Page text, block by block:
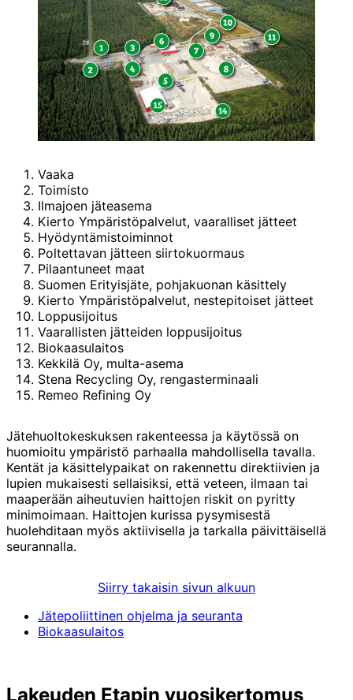
Vaaka
Toimisto
Ilmajoen jäteasema
Kierto Ympäristöpalvelut, vaaralliset jätteet
Hyödyntämistoiminnot
Poltettavan jätteen siirtokuormaus
Pilaantuneet maat
Suomen Erityisjäte, pohjakuonan käsittely
Kierto Ympäristöpalvelut, nestepitoiset jätteet
Loppusijoitus
Vaarallisten jätteiden loppusijoitus
Biokaasulaitos
Kekkilä Oy, multa-asema
Stena Recycling Oy, rengasterminaali
Remeo Refining Oy
Jätehuoltokeskuksen rakenteessa ja käytössä on
huomioitu ympäristö parhaalla mahdollisella tavalla.
Kentät ja käsittelypaikat on rakennettu direktiivien ja
lupien mukaisesti sellaisiksi, että veteen, ilmaan tai
maaperään aiheutuvien haittojen riskit on pyritty
minimoimaan. Haittojen kurissa pysymisestä
huolehditaan myös aktiivisella ja tarkalla päivittäisellä
seurannalla.
Siirry takaisin sivun alkuun
Jätepoliittinen ohjelma ja seuranta
Biokaasulaitos
Lakeuden Etapin vuosikertomus